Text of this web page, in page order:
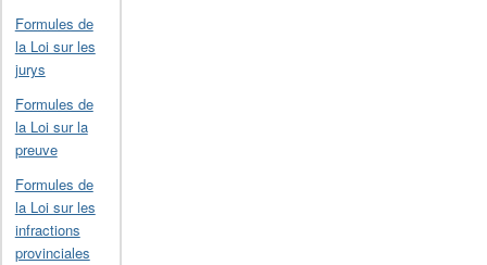
Formules de
la Loi sur les
jurys
Formules de
la Loi sur la
preuve
Formules de
la Loi sur les
infractions
provinciales